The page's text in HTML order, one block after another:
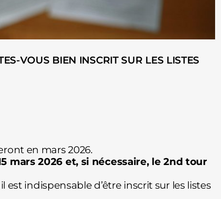
VOUS BIEN INSCRIT SUR LES LISTES
en mars 2026.
mars 2026 et, si nécessaire, le 2nd tour
indispensable d’être inscrit sur les listes